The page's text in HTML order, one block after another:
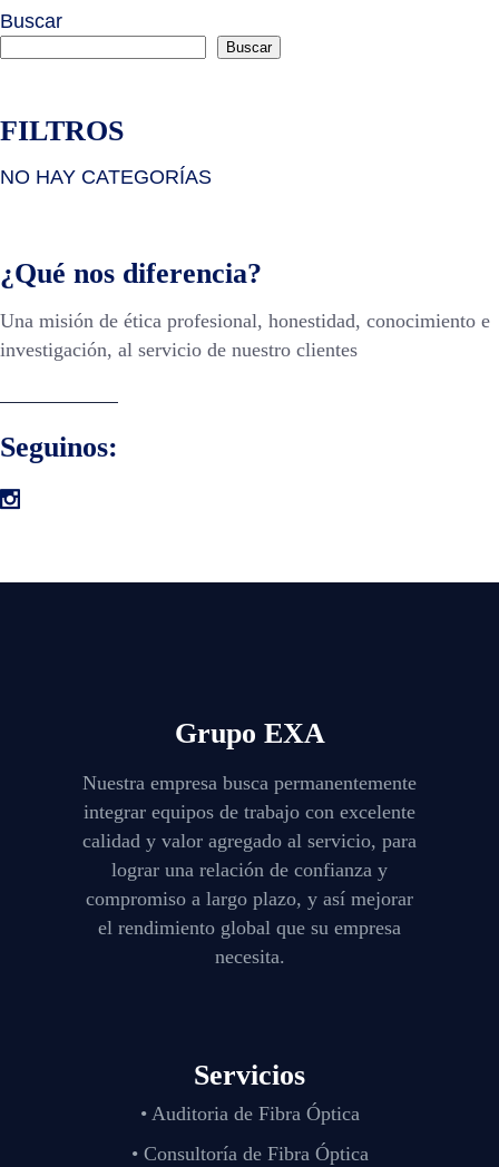
Buscar
Buscar
FILTROS
NO HAY CATEGORÍAS
¿Qué nos diferencia?
Una misión de ética profesional, honestidad, conocimiento e
investigación, al servicio de nuestro clientes
Seguinos:
Grupo EXA
Nuestra empresa busca permanentemente
integrar equipos de trabajo con excelente
calidad y valor agregado al servicio, para
lograr una relación de confianza y
compromiso a largo plazo, y así mejorar
el rendimiento global que su empresa
necesita.
Servicios
• Auditoria de Fibra Óptica
• Consultoría de Fibra Óptica